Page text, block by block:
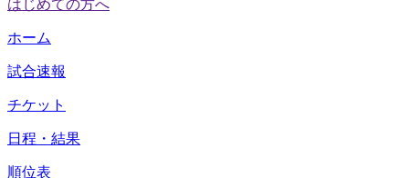
はじめての方へ
ホーム
試合速報
チケット
日程・結果
順位表